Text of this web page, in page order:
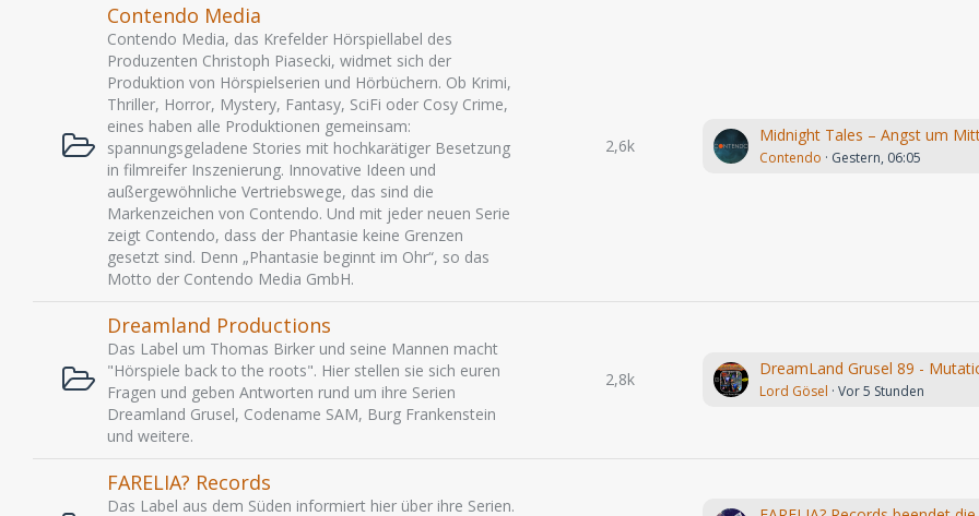
Contendo Media
Contendo Media, das Krefelder Hörspiellabel des
Produzenten Christoph Piasecki, widmet sich der
Produktion von Hörspielserien und Hörbüchern. Ob Krimi,
Thriller, Horror, Mystery, Fantasy, SciFi oder Cosy Crime,
eines haben alle Produktionen gemeinsam:
spannungsgeladene Stories mit hochkarätiger Besetzung
in filmreifer Inszenierung. Innovative Ideen und
außergewöhnliche Vertriebswege, das sind die
Markenzeichen von Contendo. Und mit jeder neuen Serie
zeigt Contendo, dass der Phantasie keine Grenzen
gesetzt sind. Denn „Phantasie beginnt im Ohr“, so das
Motto der Contendo Media GmbH.
2,6k
Contendo Gestern, 06:05
Dreamland Productions
Das Label um Thomas Birker und seine Mannen macht
"Hörspiele back to the roots". Hier stellen sie sich euren
Fragen und geben Antworten rund um ihre Serien
Dreamland Grusel, Codename SAM, Burg Frankenstein
und weitere.
2,8k
Lord Gösel Vor 5 Stunden
FARELIA? Records
Das Label aus dem Süden informiert hier über ihre Serien.